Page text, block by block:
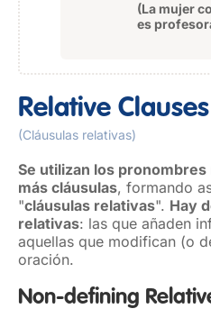
(La mujer
es
Relative Clauses
(Cláusulas relativas)
Se utilizan los
más cláusulas, formando
"cláusulas relativas". Hay
relativas: las que añaden
aquellas que modifican (o
oración.
Non-defining